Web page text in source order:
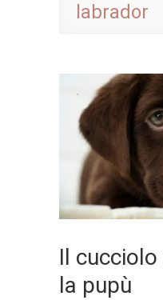
labrador
Il
la pupù